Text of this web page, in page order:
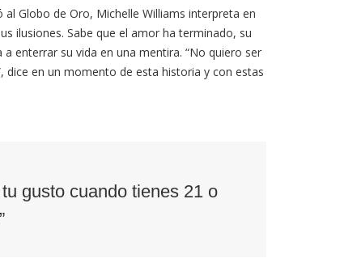
Globo de Oro, Michelle Williams interpreta en
ilusiones. Sabe que el amor ha terminado, su
enterrar su vida en una mentira. “No quiero ser
dice en un momento de esta historia y con estas
gusto cuando tienes 21 o